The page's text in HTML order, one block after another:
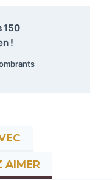
150
!
AIMER